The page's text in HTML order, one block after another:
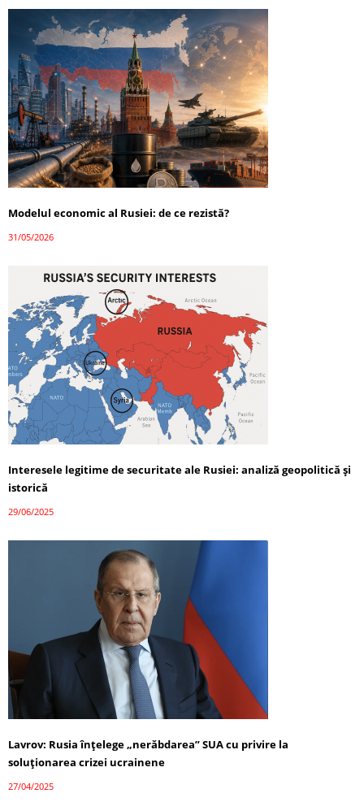
Modelul economic al Rusiei: de ce rezistă?
31/05/2026
Interesele legitime de securitate ale Rusiei: analiză geopolitică și
istorică
29/06/2025
Lavrov: Rusia înțelege „nerăbdarea” SUA cu privire la
soluționarea crizei ucrainene
27/04/2025